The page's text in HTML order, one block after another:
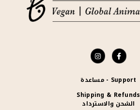
Support - مساعدة
Shipping & Refunds
الشحن والاسترداد